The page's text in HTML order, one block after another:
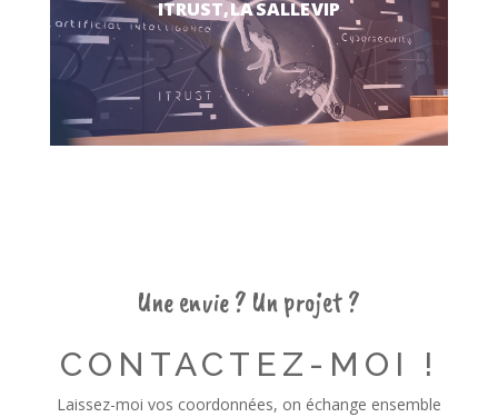
ITRUST, LA SALLE VIP
Une envie ? Un projet ?
CONTACTEZ-MOI !
Laissez-moi vos coordonnées, on échange ensemble